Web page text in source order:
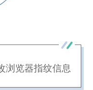
浏览器指纹信息